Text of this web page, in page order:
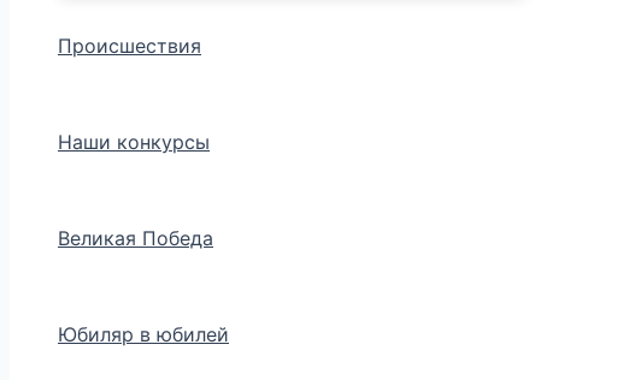
Происшествия
Наши конкурсы
Великая Победа
Юбиляр в юбилей